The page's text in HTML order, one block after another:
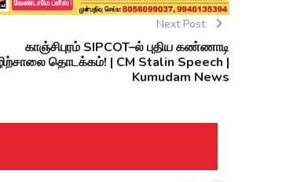
Next Post
காஞ்சிபுரம் SIPCOT–ல் புதிய கண்ணாடி
தொடக்கம்! | CM Stalin Speech |
Kumudam News